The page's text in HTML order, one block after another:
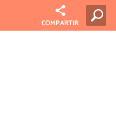
COMPARTIR